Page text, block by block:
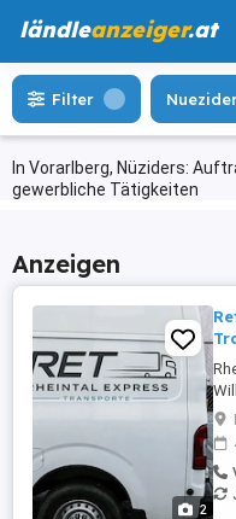
ländleanzeiger.at
In Vorarlberg, Nüziders:
gewerbliche Tätigkeiten
Filter
Anzeigen
2